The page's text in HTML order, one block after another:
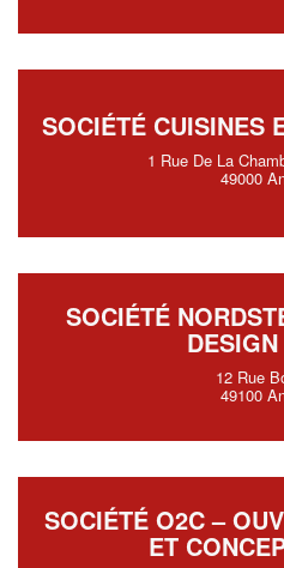
SOCIÉTÉ CUISINES
1 Rue De La
49000
SOCIÉTÉ
12 Rue
49100
SOCIÉTÉ O2C –
ET